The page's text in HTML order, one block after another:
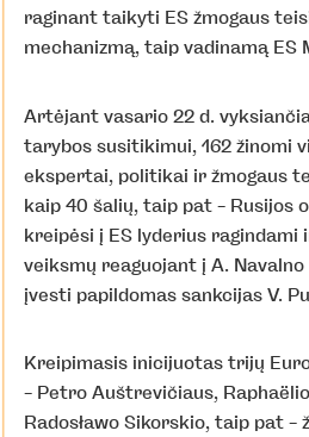
raginant taikyti ES žmogaus
mechanizmą, taip vadinamą ES
Artėjant vasario 22 d.
tarybos susitikimui, 162 žinomi
ekspertai, politikai ir žmogaus
kaip 40 šalių, taip pat – Rusijos
kreipėsi į ES lyderius
veiksmų reaguojant į A.
įvesti papildomas sankcijas V.
Kreipimasis inicijuotas trijų
– Petro Auštrevičiaus,
Radosławo Sikorskio, taip pat –